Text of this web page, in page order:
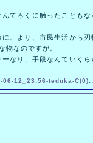
てろくに触ったこともな
、より、市民生活から刃
物なのですが。
なり、手段なんていくら
06-12_23:56-teduka-C(0)::